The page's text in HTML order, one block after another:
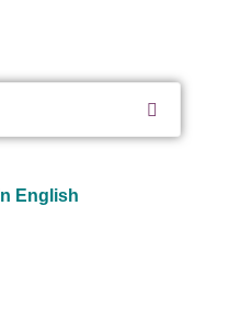
In English